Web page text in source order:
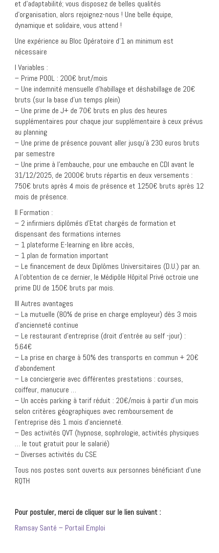
et d’adaptabilité; vous disposez de belles qualités
d’organisation, alors rejoignez-nous ! Une belle équipe,
dynamique et solidaire, vous attend !
Une expérience au Bloc Opératoire d’1 an minimum est
nécessaire
I Variables :
– Prime POOL : 200€ brut/mois
– Une indemnité mensuelle d’habillage et déshabillage de 20€
bruts (sur la base d’un temps plein)
– Une prime de J+ de 70€ bruts en plus des heures
supplémentaires pour chaque jour supplémentaire à ceux prévus
au planning
– Une prime de présence pouvant aller jusqu’à 230 euros bruts
par semestre
– Une prime à l’embauche, pour une embauche en CDI avant le
31/12/2025, de 2000€ bruts répartis en deux versements :
750€ bruts après 4 mois de présence et 1250€ bruts après 12
mois de présence.
II Formation :
– 2 infirmiers diplômés d’Etat chargés de formation et
dispensant des formations internes
– 1 plateforme E-learning en libre accès,
– 1 plan de formation important
– Le financement de deux Diplômes Universitaires (D.U.) par an.
A l’obtention de ce dernier, le Médipôle Hôpital Privé octroie une
prime DU de 150€ bruts par mois.
III Autres avantages
– La mutuelle (80% de prise en charge employeur) dès 3 mois
d’ancienneté continue
– Le restaurant d’entreprise (droit d’entrée au self -jour) :
5.64€
– La prise en charge à 50% des transports en commun + 20€
d’abondement
– La conciergerie avec différentes prestations : courses,
coiffeur, manucure …
– Un accès parking à tarif réduit : 20€/mois à partir d’un mois
selon critères géographiques avec remboursement de
l’entreprise dès 1 mois d’ancienneté.
– Des activités QVT (hypnose, sophrologie, activités physiques
… le tout gratuit pour le salarié)
– Diverses activités du CSE
Tous nos postes sont ouverts aux personnes bénéficiant d’une
RQTH
Pour postuler, merci de cliquer sur le lien suivant :
Ramsay Santé – Portail Emploi